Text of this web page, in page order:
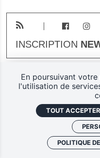
INSCRIPTION
Plan du site
Politique de
Ferarock.org, une
En poursuivant
l'utilisation de
TOUT ACCEPTER
POLITIQUE